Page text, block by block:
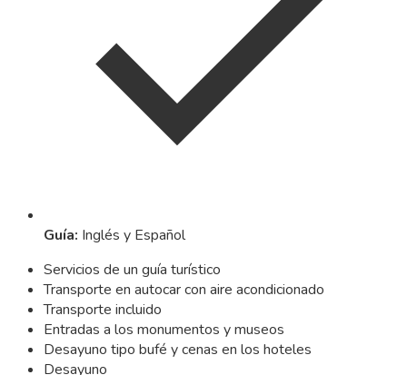
Guía: Inglés y Español
Servicios de un guía turístico
Transporte en autocar con aire acondicionado
Transporte incluido
Entradas a los monumentos y museos
Desayuno tipo bufé y cenas en los hoteles
Desayuno